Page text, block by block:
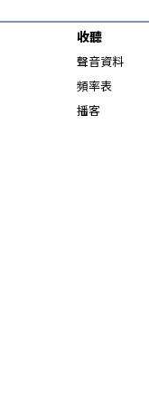
收聽
聲音資料
頻率表
播客